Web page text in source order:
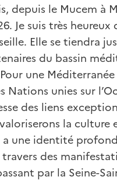
depuis le Mucem à
Je suis très
Elle se tiendra
du bassin
une
Nations unies sur
des liens
la culture
a une identité
travers des
par la Seine-